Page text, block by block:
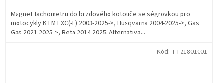
Magnet tachometru do brzdového kotouče se ségrovkou pro
motocykly KTM EXC(-F) 2003-2025->, Husqvarna 2004-2025->, Gas
Gas 2021-2025->, Beta 2014-2025. Alternativa...
Kód: TT21801001